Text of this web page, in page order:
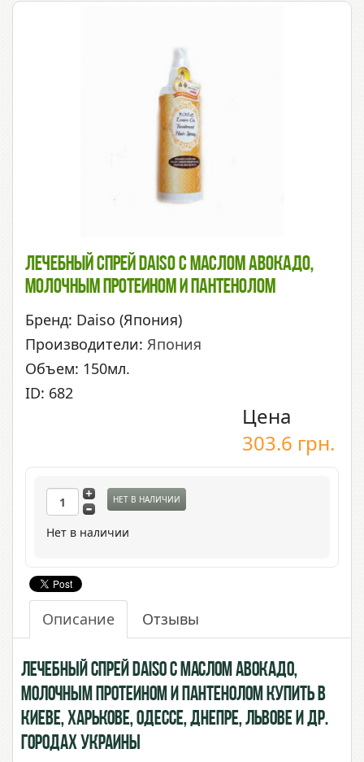
Лечебный Спрей Daiso С Маслом Авокадо,
Молочным Протеином И Пантенолом
Бренд: Daiso (Япония)
Производители: Япония
Объем: 150мл.
ID: 682
Цена
303.6 грн.
НЕТ В НАЛИЧИИ
Нет в наличии
Описание Отзывы
Лечебный Спрей Daiso с маслом Авокадо,
Молочным Протеином и Пантенолом купить в
Киеве, Харькове, Одессе, Днепре, Львове и др.
городах Украины